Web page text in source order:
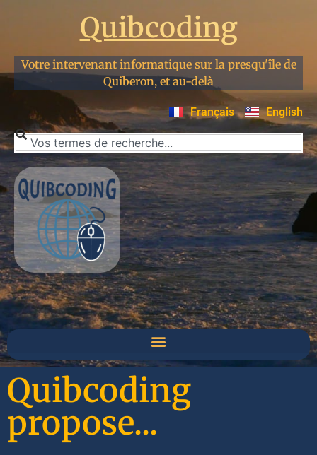
Quibcoding
Votre intervenant informatique sur la presqu'île de
Quiberon, et au-delà
Français English
Quibcoding
propose...